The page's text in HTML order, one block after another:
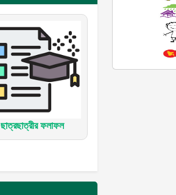
ছাত্রছাত্রীর ফলাফল